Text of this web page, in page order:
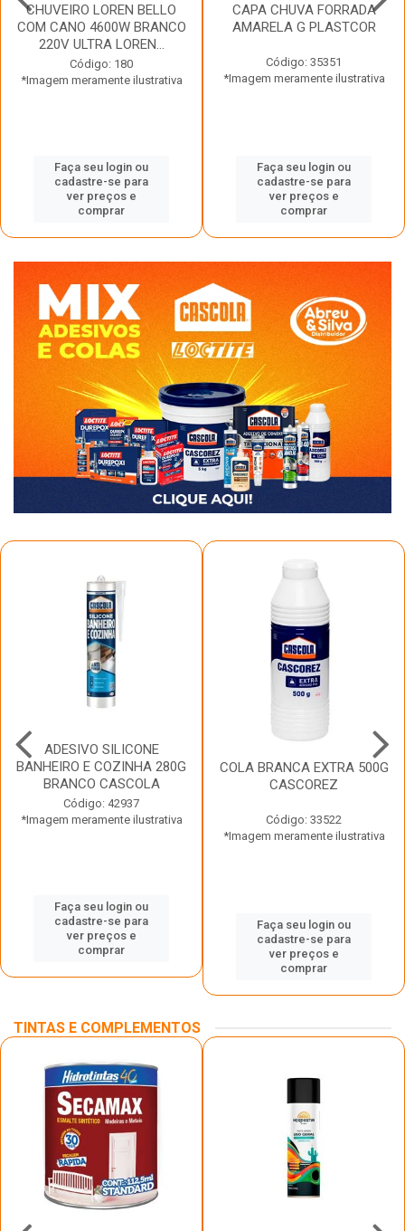
CHUVEIRO LOREN BELLO
COM CANO 4600W BRANCO
220V ULTRA LOREN...
Código: 180
*Imagem meramente ilustrativa
Faça seu login ou
cadastre-se para
ver preços e
comprar
CAPA CHUVA FORRADA
AMARELA G PLASTCOR
Código: 35351
*Imagem meramente ilustrativa
Faça seu login ou
cadastre-se para
ver preços e
comprar
ADESIVO SILICONE
BANHEIRO E COZINHA 280G
BRANCO CASCOLA
Código: 42937
*Imagem meramente ilustrativa
Faça seu login ou
cadastre-se para
ver preços e
comprar
COLA BRANCA EXTRA 500G
CASCOREZ
Código: 33522
*Imagem meramente ilustrativa
Faça seu login ou
cadastre-se para
ver preços e
comprar
TINTAS E COMPLEMENTOS